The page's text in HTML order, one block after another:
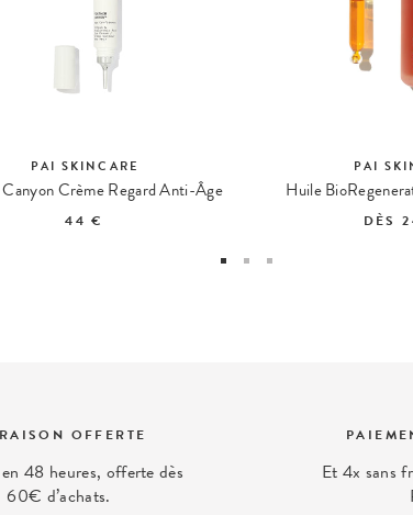
PAI SKINCARE
Crème Regard Anti-Âge
44 €
PAI
Huile
DÈS
OFFERTE
48 heures, offerte dès
60€ d’achats.
Et 4x sans